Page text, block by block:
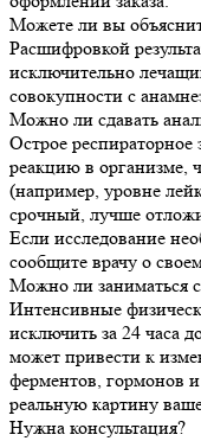
Можете ли вы
Расшифровкой
исключительно
совокупности с
Можно ли сдавать
Острое респираторное
реакцию в организме,
(например, уровне
срочный, лучше
Если исследование
сообщите врачу о
Можно ли заниматься
Интенсивные
исключить за 24 часа
может привести к
ферментов, гормонов и
реальную картину
Нужна консультация?